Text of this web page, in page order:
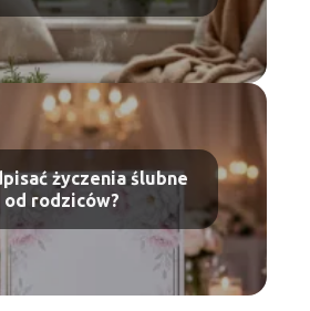
życzenia ślubne
od rodziców?